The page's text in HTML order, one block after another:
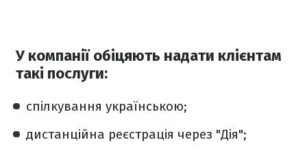
У компанії обіцяють надати клієнтам
такі послуги:
спілкування українською;
дистанційна реєстрація через "Дія";